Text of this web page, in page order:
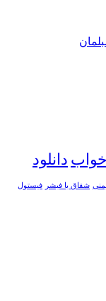
خواب دانلود
شقاق یا فیشر فیستول